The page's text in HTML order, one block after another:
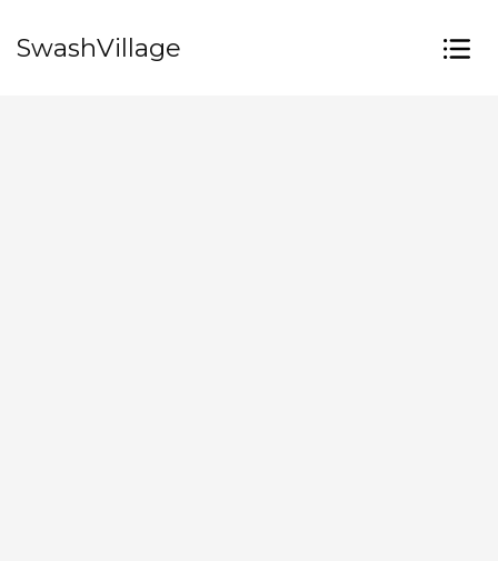
SwashVillage